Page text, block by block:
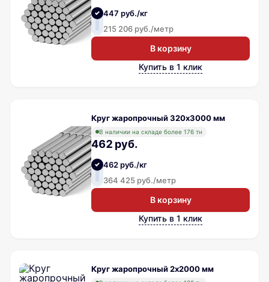
447 руб./кг
215 206 руб./метр
В корзину
Купить в 1 клик
Круг жаропрочный 320х3000 мм
В наличии на складе более 176 тн
462 руб.
462 руб./кг
364 425 руб./метр
В корзину
Купить в 1 клик
Круг жаропрочный 2х2000 мм